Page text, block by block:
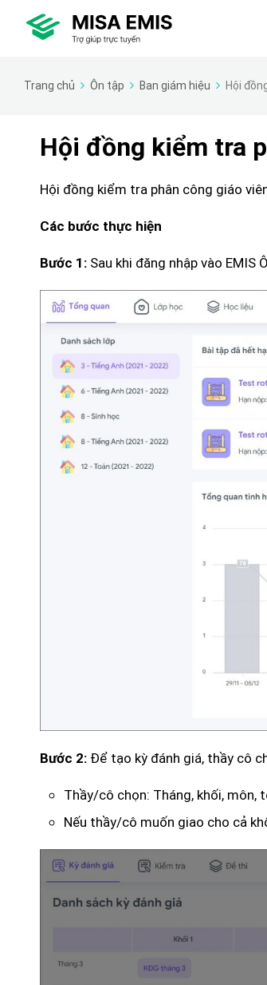
Trang chủ Ôn tập Ban giám hiệu Hội
Hội đồng kiểm tra
Hội đồng kiểm tra phân công giáo
Các bước thực hiện
Bước 1: Sau khi đăng nhập vào EMIS
Bước 2: Để tạo kỳ đánh giá, thầy cô
Thầy/cô chọn: Tháng, khối, môn,
Nếu thầy/cô muốn giao cho cả